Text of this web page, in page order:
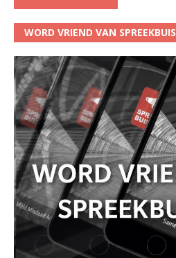
WORD VRIEND VAN SPREEKBUIS